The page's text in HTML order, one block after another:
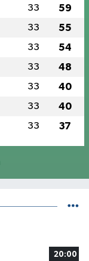
33 59
33 55
33 54
33 48
33 40
33 40
33 37
20:00